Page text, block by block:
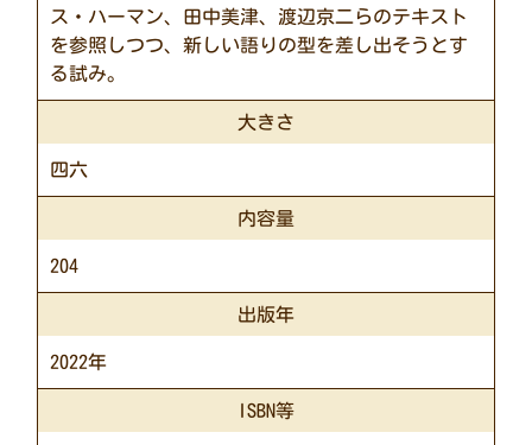
ス・ハーマン、田中美津、渡辺京二らのテキスト
を参照しつつ、新しい語りの型を差し出そうとす
る試み。
大きさ
四六
内容量
204
出版年
2022年
ISBN等